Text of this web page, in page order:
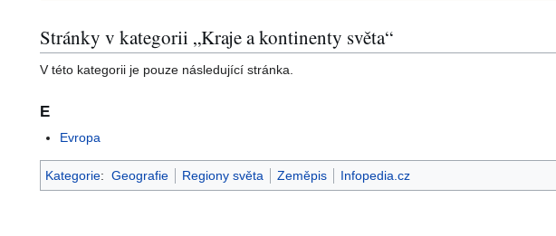
Stránky v kategorii „Kraje a kontinenty světa“
V této kategorii je pouze následující stránka.
E
Evropa
Kategorie: Geografie Regiony světa Zeměpis Infopedia.cz